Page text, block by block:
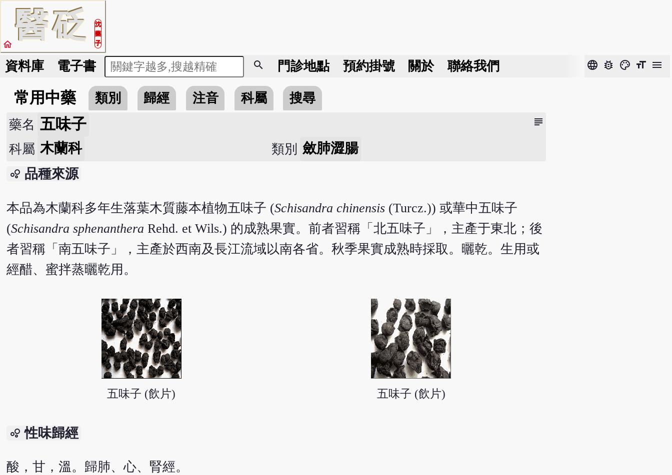
醫砭
沈
藥
子
home
資料庫 電子書 search 門診地點 預約掛號 關於 聯絡我們 language bug_report color_lens format_size menu
常用中藥 類別 歸經 注音 科屬 搜尋
subject
藥名 五味子
科屬 木蘭科 類別 斂肺澀腸
bubble_chart 品種來源
本品為木蘭科多年生落葉木質藤本植物五味子 (Schisandra chinensis(Turcz.)) 或華中五味子
(Schisandra sphenanthera Rehd. et Wils.) 的成熟果實。前者習稱「北五味子」，主產于東北；後
者習稱「南五味子」，主產於西南及長江流域以南各省。秋季果實成熟時採取。曬乾。生用或
經醋、蜜拌蒸曬乾用。
五味子 (飲片) 五味子 (飲片)
bubble_chart 性味歸經
酸，甘，溫。歸肺、心、腎經。